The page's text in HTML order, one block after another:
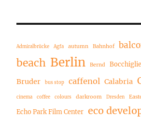
Admiralbrücke Agfa autumn Bahnhof
beach Berlin Bernd
Bruder bus stop caffenol Calabria
cinema coffee colours darkroom Dresden
Echo Park Film Center eco